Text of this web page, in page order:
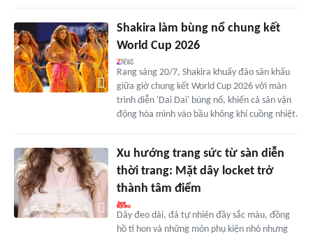
Shakira làm bùng nổ chung kết
World Cup 2026
Rạng sáng 20/7, Shakira khuấy đảo sân khấu
giữa giờ chung kết World Cup 2026 với màn
trình diễn 'Dai Dai' bùng nổ, khiến cả sân vận
động hòa mình vào bầu không khí cuồng nhiệt.
Xu hướng trang sức từ sàn diễn
thời trang: Mặt dây locket trở
thành tâm điểm
Dây đeo dài, đá tự nhiên đầy sắc màu, đồng
hồ tí hon và những món phụ kiện nhỏ nhưng